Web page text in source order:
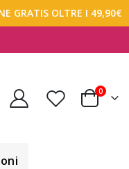
GRATIS OLTRE I 49,90€
Carrello
0